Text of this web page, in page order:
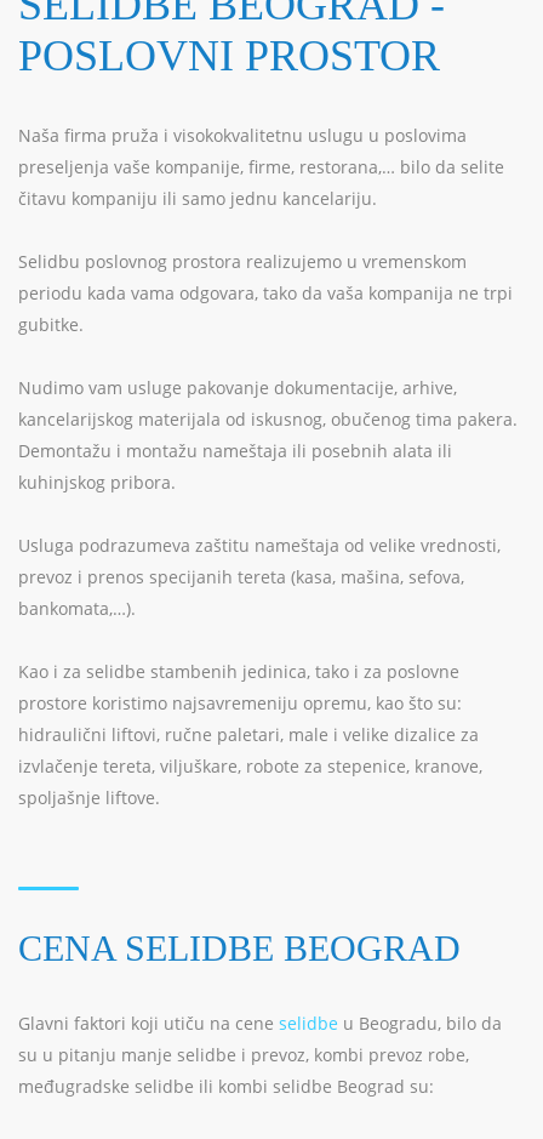
POSLOVNI PROSTOR
Naša firma pruža i visokokvalitetnu uslugu u poslovima
preseljenja vaše kompanije, firme, restorana,… bilo da selite
čitavu kompaniju ili samo jednu kancelariju.
Selidbu poslovnog prostora realizujemo u vremenskom
periodu kada vama odgovara, tako da vaša kompanija ne trpi
gubitke.
Nudimo vam usluge pakovanje dokumentacije, arhive,
kancelarijskog materijala od iskusnog, obučenog tima pakera.
Demontažu i montažu nameštaja ili posebnih alata ili
kuhinjskog pribora.
Usluga podrazumeva zaštitu nameštaja od velike vrednosti,
prevoz i prenos specijanih tereta (kasa, mašina, sefova,
bankomata,…).
Kao i za selidbe stambenih jedinica, tako i za poslovne
prostore koristimo najsavremeniju opremu, kao što su:
hidraulični liftovi, ručne paletari, male i velike dizalice za
izvlačenje tereta, viljuškare, robote za stepenice, kranove,
spoljašnje liftove.
CENA SELIDBE BEOGRAD
Glavni faktori koji utiču na cene selidbe u Beogradu, bilo da
su u pitanju manje selidbe i prevoz, kombi prevoz robe,
međugradske selidbe ili kombi selidbe Beograd su: